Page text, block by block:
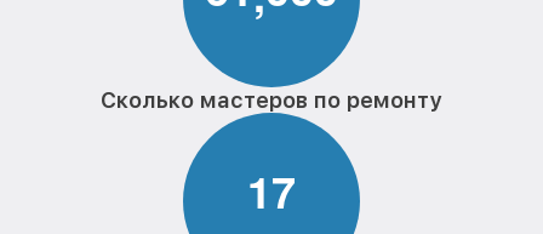
Сколько мастеров по ремонту
17